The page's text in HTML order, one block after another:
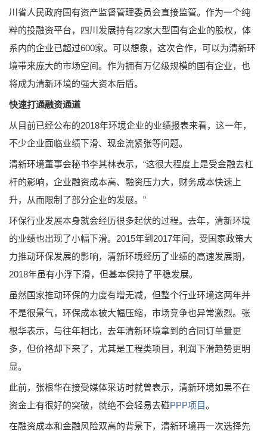
川省人民政府国有资产监督管理委员会直接监管。作为一个纯
粹的投融资平台，四川发展持有22家大型国有企业的股权，体
系内的企业已超过600家。可以想象，这次合作，可以为清新环
境带来庞大的市场空间。作为拥有万亿级规模的国有企业，也
将成为清新环境的强大资本后盾。
快速打通融资通道
从目前已经公布的2018年环境企业的业绩报表来看，这一年，
不少企业面临业绩下滑、现金流紧张等问题。
清新环境董事会秘书李其林表示，“这很大程度上是受金融去杠
杆的影响，企业融资成本高、融资压力大，财务成本快速上
升，从而限制了部分企业的发展。”
环保行业发展本身就会经历很多起伏的过程。去年，清新环境
的业绩也出现了小幅下滑。2015年到2017年间，受国家政策大
力推动环保发展的影响，清新环境经历了业绩的高速发展期，
2018年虽有小浮下滑，但基本保持了平稳发展。
虽然国家推动环保的力度有增无减，但整个行业环境这两年并
不是很景气，环保成本被大幅压缩，市场竞争也异常激烈。张
根华表示，与往年相比，去年清新环境拿到的合同订单量更
多，但价格却下来了，尤其是工程类项目，利润下滑趋势更明
显。
此前，张根华在接受媒体采访时就曾表示，清新环境如果不在
资金上有很好的突破，就绝不会轻易去碰PPP项目。
在融资成本和金融风险双高的背景下，清新环境再一次选择先